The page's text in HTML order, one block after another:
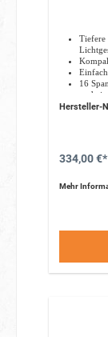
Tiefere
16
und
Hersteller-
334,00 €*
Mehr